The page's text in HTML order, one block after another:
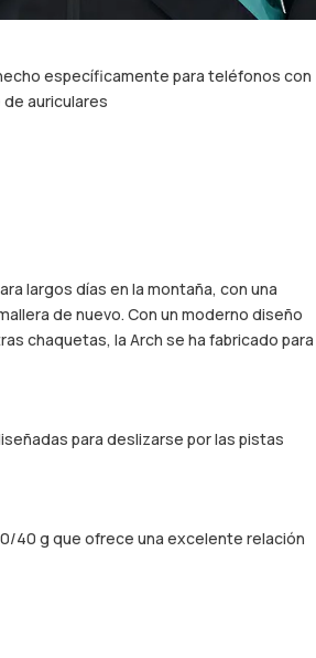
específicamente para teléfonos con
auriculares
largos días en la montaña, con una
de nuevo. Con un moderno diseño
chaquetas, la Arch se ha fabricado para
para deslizarse por las pistas
40 g que ofrece una excelente relación